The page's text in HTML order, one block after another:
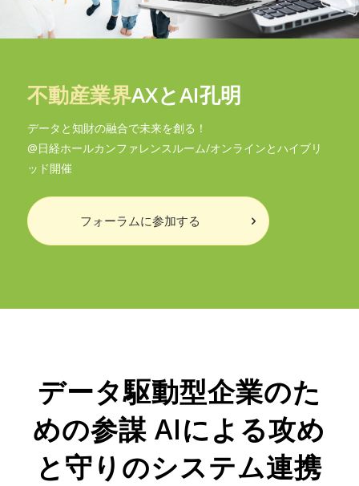
不動産業界AXとAI孔明
データと知財の融合で未来を創る！
@日経ホールカンファレンスルーム/オンラインとハイブリ
ッド開催
フォーラムに参加する
データ駆動型企業のた
めの参謀 AIによる攻め
と守りのシステム連携